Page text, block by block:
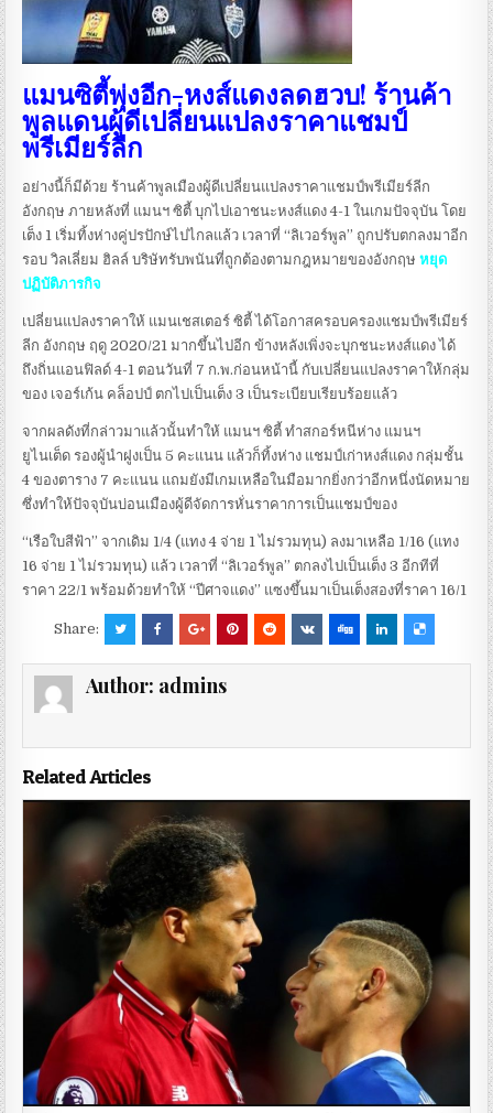
แมนซิตี้พุ่งอีก-หงส์แดงลดฮวบ! ร้านค้า
พูลแดนผู้ดีเปลี่ยนแปลงราคาแชมป์
พรีเมียร์ลีก
อย่างนี้ก็มีด้วย ร้านค้าพูลเมืองผู้ดีเปลี่ยนแปลงราคาแชมป์พรีเมียร์ลีก
อังกฤษ ภายหลังที่ แมนฯ ซิตี้ บุกไปเอาชนะหงส์แดง 4-1 ในเกมปัจจุบัน โดย
เต็ง 1 เริ่มทิ้งห่างคู่ปรปักษ์ไปไกลแล้ว เวลาที่ “ลิเวอร์พูล” ถูกปรับตกลงมาอีก
รอบ วิลเลี่ยม ฮิลล์ บริษัทรับพนันที่ถูกต้องตามกฎหมายของอังกฤษหยุด
ปฏิบัติภารกิจ
เปลี่ยนแปลงราคาให้ แมนเชสเตอร์ ซิตี้ ได้โอกาสครอบครองแชมป์พรีเมียร์
ลีก อังกฤษ ฤดู 2020/21 มากขึ้นไปอีก ข้างหลังเพิ่งจะบุกชนะหงส์แดง ได้
ถึงถิ่นแอนฟิลด์ 4-1 ตอนวันที่ 7 ก.พ.ก่อนหน้านี้ กับเปลี่ยนแปลงราคาให้กลุ่ม
ของ เจอร์เก้น คล็อปป์ ตกไปเป็นเต็ง 3 เป็นระเบียบเรียบร้อยแล้ว
จากผลดังที่กล่าวมาแล้วนั้นทำให้ แมนฯ ซิตี้ ทำสกอร์หนีห่าง แมนฯ
ยูไนเต็ด รองผู้นำฝูงเป็น 5 คะแนน แล้วก็ทิ้งห่าง แชมป์เก่าหงส์แดง กลุ่มชั้น
4 ของตาราง 7 คะแนน แถมยังมีเกมเหลือในมือมากยิ่งกว่าอีกหนึ่งนัดหมาย
ซึ่งทำให้ปัจจุบันบ่อนเมืองผู้ดีจัดการหั่นราคาการเป็นแชมป์ของ
“เรือใบสีฟ้า” จากเดิม 1/4 (แทง 4 จ่าย 1 ไม่รวมทุน) ลงมาเหลือ 1/16 (แทง
16 จ่าย 1 ไม่รวมทุน) แล้ว เวลาที่ “ลิเวอร์พูล” ตกลงไปเป็นเต็ง 3 อีกทีที่
ราคา 22/1 พร้อมด้วยทำให้ “ปีศาจแดง” แซงขึ้นมาเป็นเต็งสองที่ราคา 16/1
Share:
Author: admins
Related Articles